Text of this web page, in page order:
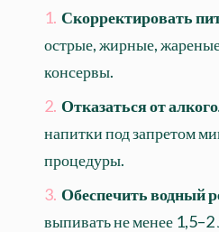
Скорректировать
острые, жирные,
консервы.
Отказаться от
напитки под запретом
процедуры.
Обеспечить водный
выпивать не менее